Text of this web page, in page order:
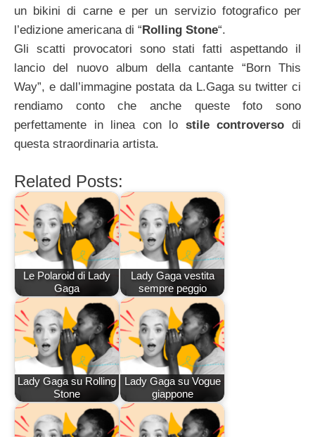
un bikini di carne e per un servizio fotografico per
l’edizione americana di “ Rolling Stone“.
Gli scatti provocatori sono stati fatti aspettando il
lancio del nuovo album della cantante “Born This
Way”, e dall’immagine postata da L.Gaga su twitter ci
rendiamo conto che anche queste foto sono
perfettamente in linea con lo stile controverso di
questa straordinaria artista.
Related Posts:
Le Polaroid di Lady
Gaga
Lady Gaga vestita
sempre peggio
Lady Gaga su Rolling
Stone
Lady Gaga su Vogue
giappone